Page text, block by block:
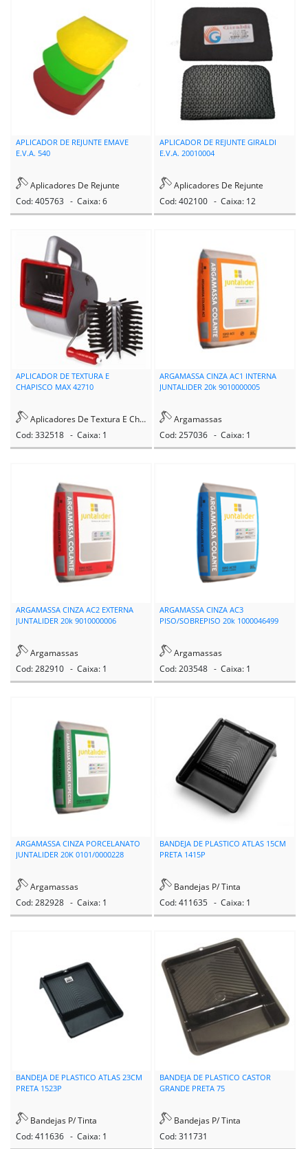
TOP BRILHO
TRAMONTINA
UNIPEGA
USO TINTAS
VIAPOL
WORLD
XADREZ CORANTE
XADREZ PIGMENTO
ZUMPLAST
APLICADOR DE REJUNTE EMAVE
E.V.A. 540
Aplicadores De Rejunte
Cod: 405763 - Caixa: 6
APLICADOR DE REJUNTE GIRALDI
E.V.A. 20010004
Aplicadores De Rejunte
Cod: 402100 - Caixa: 12
APLICADOR DE TEXTURA E
CHAPISCO MAX 42710
Aplicadores De Textura E Chapisco
Cod: 332518 - Caixa: 1
ARGAMASSA CINZA AC1 INTERNA
JUNTALIDER 20k 9010000005
Argamassas
Cod: 257036 - Caixa: 1
ARGAMASSA CINZA AC2 EXTERNA
JUNTALIDER 20k 9010000006
Argamassas
Cod: 282910 - Caixa: 1
ARGAMASSA CINZA AC3
PISO/SOBREPISO 20k 1000046499
Argamassas
Cod: 203548 - Caixa: 1
ARGAMASSA CINZA PORCELANATO
JUNTALIDER 20K 0101/0000228
Argamassas
Cod: 282928 - Caixa: 1
BANDEJA DE PLASTICO ATLAS 15CM
PRETA 1415P
Bandejas P/ Tinta
Cod: 411635 - Caixa: 1
BANDEJA DE PLASTICO ATLAS 23CM
PRETA 1523P
Bandejas P/ Tinta
Cod: 411636 - Caixa: 1
BANDEJA DE PLASTICO CASTOR
GRANDE PRETA 75
Bandejas P/ Tinta
Cod: 311731